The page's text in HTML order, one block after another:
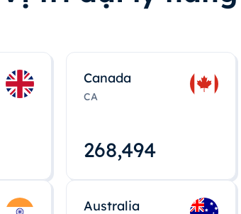
Canada
CA
268,495
Australia